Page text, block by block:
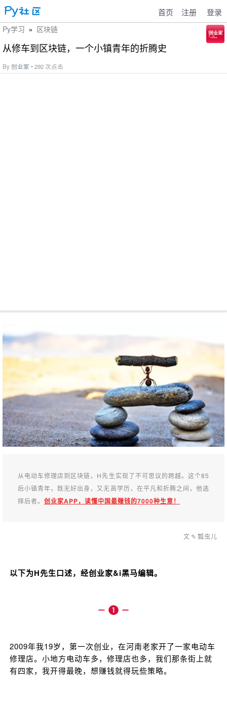
首页 注册 登录
Py学习 » 区块链
从修车到区块链，一个小镇青年的折腾史
By创业家 • 292 次点击
从电动车修理店到区块链，H先生实现了不可思议的跨越。这个85
后小镇青年，既无好出身，又无高学历，在平凡和折腾之间，他选
择后者。 创业家APP，读懂中国最赚钱的7000种生意！
文 ✎ 瓢虫儿
以下为H先生口述，经创业家&i黑马编辑。
2009年我19岁，第一次创业，在河南老家开了一家电动车
修理店。小地方电动车多，修理店也多，我们那条街上就
有四家，我开得最晚，想赚钱就得玩些策略。